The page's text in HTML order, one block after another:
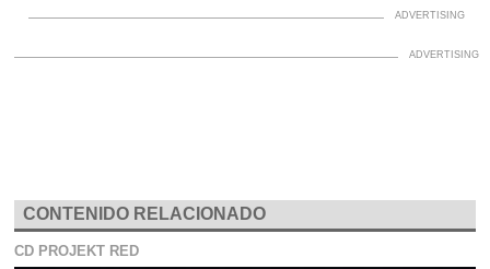
CONTENIDO RELACIONADO
CD PROJEKT RED